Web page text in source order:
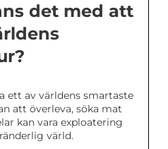
det med att
ett av världens smartaste
att överleva, söka mat
kan vara exploatering
värld.